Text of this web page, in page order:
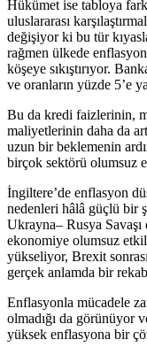
Hükümet ise tabloya
uluslararası
değişiyor ki bu tür
rağmen ülkede
köşeye sıkıştırıyor.
ve oranların yüzde 5’e
Bu da kredi faizlerinin,
maliyetlerinin daha da
uzun bir beklemenin
birçok sektörü olumsuz
İngiltere’de enflasyon
nedenleri hâlâ güçlü bir
Ukrayna– Rusya
ekonomiye olumsuz
yükseliyor, Brexit
gerçek anlamda bir
Enflasyonla mücadele
olmadığı da görünüyor
yüksek enflasyona bir